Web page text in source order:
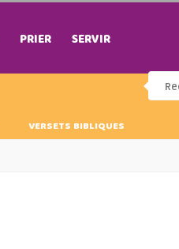
PRIER SERVIR
VERSETS BIBLIQUES